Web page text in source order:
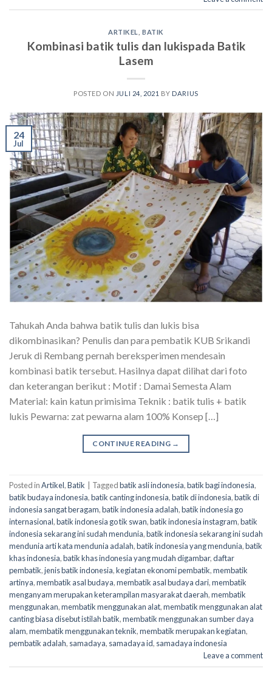
ARTIKEL ,BATIK
Kombinasi batik tulis dan lukispada Batik
Lasem
POSTED ON JULI 24, 2021 BY DARIUS
24
Jul
Tahukah Anda bahwa batik tulis dan lukis bisa
dikombinasikan? Penulis dan para pembatik KUB Srikandi
Jeruk di Rembang pernah bereksperimen mendesain
kombinasi batik tersebut. Hasilnya dapat dilihat dari foto
dan keterangan berikut : Motif : Damai Semesta Alam
Material: kain katun primisima Teknik : batik tulis + batik
lukis Pewarna: zat pewarna alam 100% Konsep […]
CONTINUE READING →
Posted inArtikel,Batik Taggedbatik asli indonesia,batik bagi indonesia,
batik budaya indonesia,batik canting indonesia,batik di indonesia,batik di
indonesia sangat beragam,batik indonesia adalah,batik indonesia go
internasional,batik indonesia go tik swan,batik indonesia instagram,batik
indonesia sekarang ini sudah mendunia,batik indonesia sekarang ini sudah
mendunia arti kata mendunia adalah,batik indonesia yang mendunia,batik
khas indonesia,batik khas indonesia yang mudah digambar,daftar
pembatik,jenis batik indonesia,kegiatan ekonomi pembatik,membatik
artinya,membatik asal budaya,membatik asal budaya dari,membatik
menganyam merupakan keterampilan masyarakat daerah,membatik
menggunakan,membatik menggunakan alat,membatik menggunakan alat
canting biasa disebut istilah batik,membatik menggunakan sumber daya
alam,membatik menggunakan teknik,membatik merupakan kegiatan,
pembatik adalah, samadaya, samadaya id, samadaya indonesia
Leave a comment